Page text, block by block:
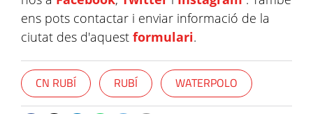
ens pots contactar i enviar informació de la
ciutat des d'aquest formulari.
CN RUBÍ RUBÍ WATERPOLO